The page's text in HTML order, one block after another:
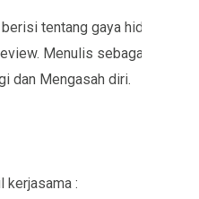
tentang gaya hidup,
Menulis sebagai
dan Mengasah diri.
kerjasama :